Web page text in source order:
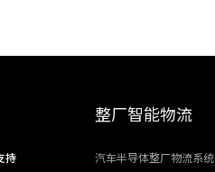
持
整厂智能物流
汽车半导体整厂物流系统